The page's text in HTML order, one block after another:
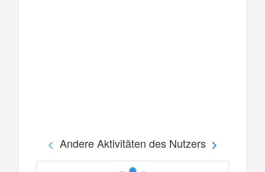
Andere Aktivitäten des Nutzers